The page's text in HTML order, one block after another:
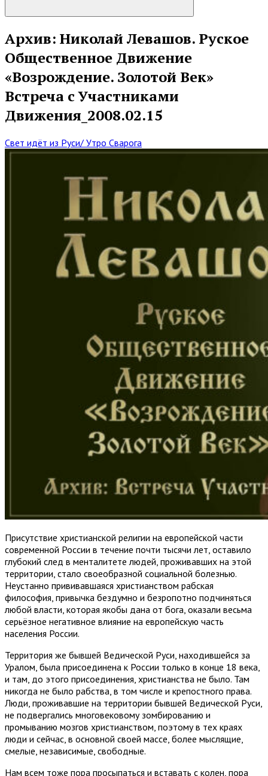
Архив: Николай Левашов. Руское
Общественное Движение
«Возрождение. Золотой Век»
Встреча с Участниками
Движения_2008.02.15
Свет идёт из Руси/ Утро Сварога
Присутствие христианской религии на европейской части
современной России в течение почти тысячи лет, оставило
глубокий след в менталитете людей, проживавших на этой
территории, стало своеобразной социальной болезнью.
Неустанно прививавшаяся христианством рабская
философия, привычка бездумно и безропотно подчиняться
любой власти, которая якобы дана от бога, оказали весьма
серьёзное негативное влияние на европейскую часть
населения России.
Территория же бывшей Ведической Руси, находившейся за
Уралом, была присоединена к России только в конце 18 века,
и там, до этого присоединения, христианства не было. Там
никогда не было рабства, в том числе и крепостного права.
Люди, проживавшие на территории бывшей Ведической Руси,
не подвергались многовековому зомбированию и
промыванию мозгов христианством, поэтому в тех краях
люди и сейчас, в основной своей массе, более мыслящие,
смелые, независимые, свободные.
Нам всем тоже пора просыпаться и вставать с колен, пора